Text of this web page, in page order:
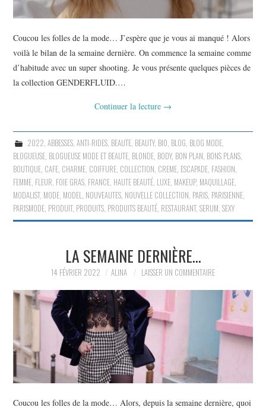
Coucou les folles de la mode… J’espère que je vous ai manqué ! Alors
voilà le bilan de la semaine dernière. On commence la semaine comme
d’habitude avec un super shooting. Je vous présente quelques pièces de
la collection GENDERFLUID.…
Continuer la lecture →
2022, ABBESSES, ANTI-RIDES, BEAUTE, BEAUTY, BIO, BLOG, BLOG MODE,
BLOGUEUSE, BLOGUEUSE MODE ET BEAUTE, BLONDE, BODY, BON PLAN, BONS PLANS,
BOUTIQUE, CAFE, CHARME, COIFFURE, COLLECTION, CREME, ESCAPADE, FASHION,
FEMME, FLEUR, FOIE GRAS, FRANCE, HAUTE BEAUTÉ, LUXE, MAKEUP, MAQUILLAGE,
MODALIST, MODE, MODEL, NOUVEAUTES, NOUVELLE COLLECTION, PARIS, PARISIENNE,
PARISMODE, PRODUIT, PRODUITS, PRODUITS BEAUTÉ, RESTAURANT,SERUM,SEXY
LA SEMAINE DERNIÈRE…
14 FÉVRIER 2022 ALINA LAISSER UN COMMENTAIRE
Coucou les folles de la mode… Alors, depuis la semaine dernière, quoi